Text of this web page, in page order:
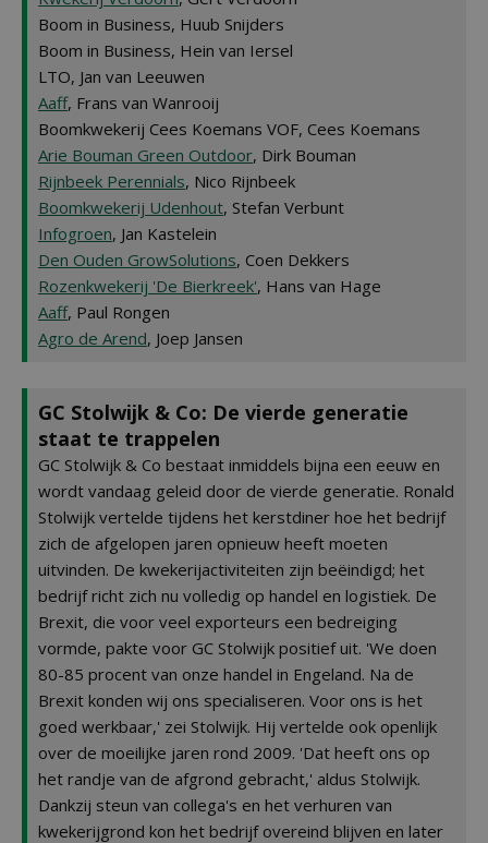
Boom in Business, Huub Snijders
Boom in Business, Hein van Iersel
LTO, Jan van Leeuwen
Aaff, Frans van Wanrooij
Boomkwekerij Cees Koemans VOF, Cees Koemans
Arie Bouman Green Outdoor, Dirk Bouman
Rijnbeek Perennials, Nico Rijnbeek
Boomkwekerij Udenhout, Stefan Verbunt
Infogroen, Jan Kastelein
Den Ouden GrowSolutions, Coen Dekkers
Rozenkwekerij 'De Bierkreek', Hans van Hage
Aaff, Paul Rongen
Agro de Arend, Joep Jansen
GC Stolwijk & Co: De vierde generatie
staat te trappelen
GC Stolwijk & Co bestaat inmiddels bijna een eeuw en
wordt vandaag geleid door de vierde generatie. Ronald
Stolwijk vertelde tijdens het kerstdiner hoe het bedrijf
zich de afgelopen jaren opnieuw heeft moeten
uitvinden. De kwekerijactiviteiten zijn beëindigd; het
bedrijf richt zich nu volledig op handel en logistiek. De
Brexit, die voor veel exporteurs een bedreiging
vormde, pakte voor GC Stolwijk positief uit. 'We doen
80-85 procent van onze handel in Engeland. Na de
Brexit konden wij ons specialiseren. Voor ons is het
goed werkbaar,' zei Stolwijk. Hij vertelde ook openlijk
over de moeilijke jaren rond 2009. 'Dat heeft ons op
het randje van de afgrond gebracht,' aldus Stolwijk.
Dankzij steun van collega's en het verhuren van
kwekerijgrond kon het bedrijf overeind blijven en later